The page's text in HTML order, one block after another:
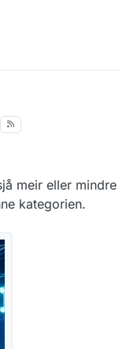
meir eller mindre
kategorien.